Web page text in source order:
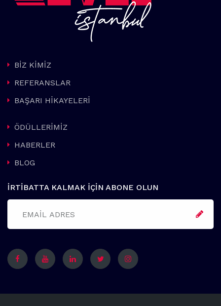
BİZ KİMİZ
REFERANSLAR
BAŞARI HİKAYELERİ
ÖDÜLLERİMİZ
HABERLER
BLOG
İRTİBATTA KALMAK İÇİN ABONE OLUN